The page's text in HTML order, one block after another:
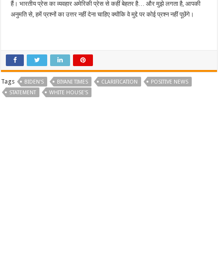
हैं। भारतीय प्रेस का व्यवहार अमेरिकी प्रेस से कहीं बेहतर है… और मुझे लगता है, आपकी
अनुमति से, हमें प्रश्नों का उत्तर नहीं देना चाहिए क्योंकि वे मुद्दे पर कोई प्रश्न नहीं पूछेंगे।
Tags BIDEN'S BIYANI TIMES CLARIFICATION
POSITIVE NEWS
STATEMENT
WHITE HOUSE'S